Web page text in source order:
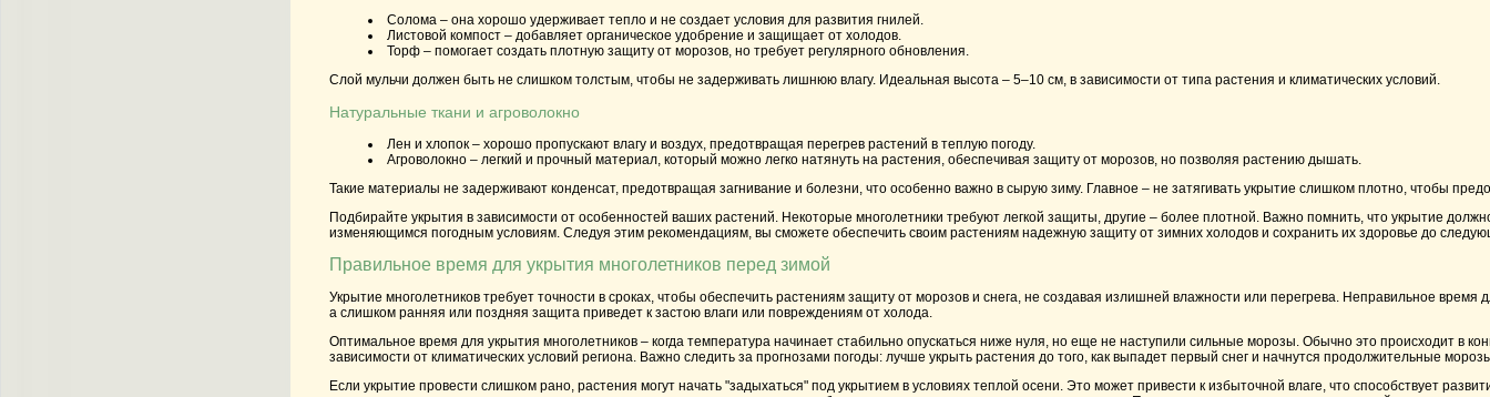
Солома – она хорошо удерживает тепло и не создает условия для развития гнилей.
Листовой компост – добавляет органическое удобрение и защищает от холодов.
Торф – помогает создать плотную защиту от морозов, но требует регулярного обновления.
Слой мульчи должен быть не слишком толстым, чтобы не задерживать лишнюю влагу. Идеальная высота – 5–10 см, в зависимости от типа растения и климатических условий.
Натуральные ткани и агроволокно
Лен и хлопок – хорошо пропускают влагу и воздух, предотвращая перегрев растений в теплую погоду.
Агроволокно – легкий и прочный материал, который можно легко натянуть на растения, обеспечивая защиту от морозов, но позволяя растению дышать.
Такие материалы не задерживают конденсат, предотвращая загнивание и болезни, что особенно важно в сырую зиму. Главное – не затягивать укрытие слишком плотно, чтобы
Подбирайте укрытия в зависимости от особенностей ваших растений. Некоторые многолетники требуют легкой защиты, другие – более плотной. Важно помнить, что укрытие
изменяющимся погодным условиям. Следуя этим рекомендациям, вы сможете обеспечить своим растениям надежную защиту от зимних холодов и сохранить их здоровье до
Правильное время для укрытия многолетников перед зимой
Укрытие многолетников требует точности в сроках, чтобы обеспечить растениям защиту от морозов и снега, не создавая излишней влажности или перегрева. Неправильное время
а слишком ранняя или поздняя защита приведет к застою влаги или повреждениям от холода.
Оптимальное время для укрытия многолетников – когда температура начинает стабильно опускаться ниже нуля, но еще не наступили сильные морозы. Обычно это происходит в
зависимости от климатических условий региона. Важно следить за прогнозами погоды: лучше укрыть растения до того, как выпадет первый снег и начнутся продолжительные
Если укрытие провести слишком рано, растения могут начать "задыхаться" под укрытием в условиях теплой осени. Это может привести к избыточной влаге, что способствует